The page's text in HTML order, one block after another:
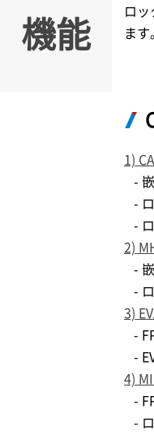
機能
ロ
ます。
1)
-
-
-
2)
-
-
3)
-
-
4)
-
-